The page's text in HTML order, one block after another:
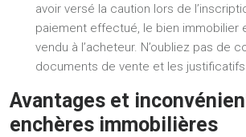
avoir versé la caution lors de
paiement effectué, le bien immobilier
vendu à l’acheteur. N’oubliez pas de
documents de vente et les
Avantages et
enchères immobilières